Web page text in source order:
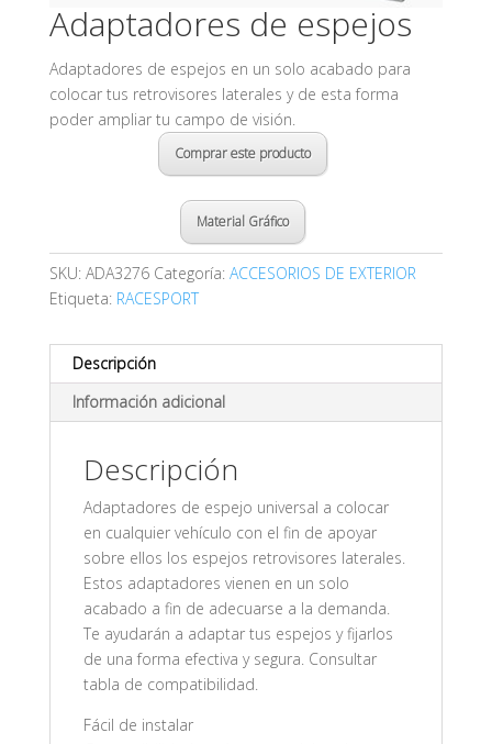
Adaptadores de espejos
Adaptadores de espejos en un solo acabado para
colocar tus retrovisores laterales y de esta forma
poder ampliar tu campo de visión.
Comprar este producto
Material Gráfico
SKU: ADA3276 Categoría: ACCESORIOS DE EXTERIOR
Etiqueta: RACESPORT
Descripción
Información adicional
Descripción
Adaptadores de espejo universal a colocar
en cualquier vehículo con el fin de apoyar
sobre ellos los espejos retrovisores laterales.
Estos adaptadores vienen en un solo
acabado a fin de adecuarse a la demanda.
Te ayudarán a adaptar tus espejos y fijarlos
de una forma efectiva y segura. Consultar
tabla de compatibilidad.
Fácil de instalar